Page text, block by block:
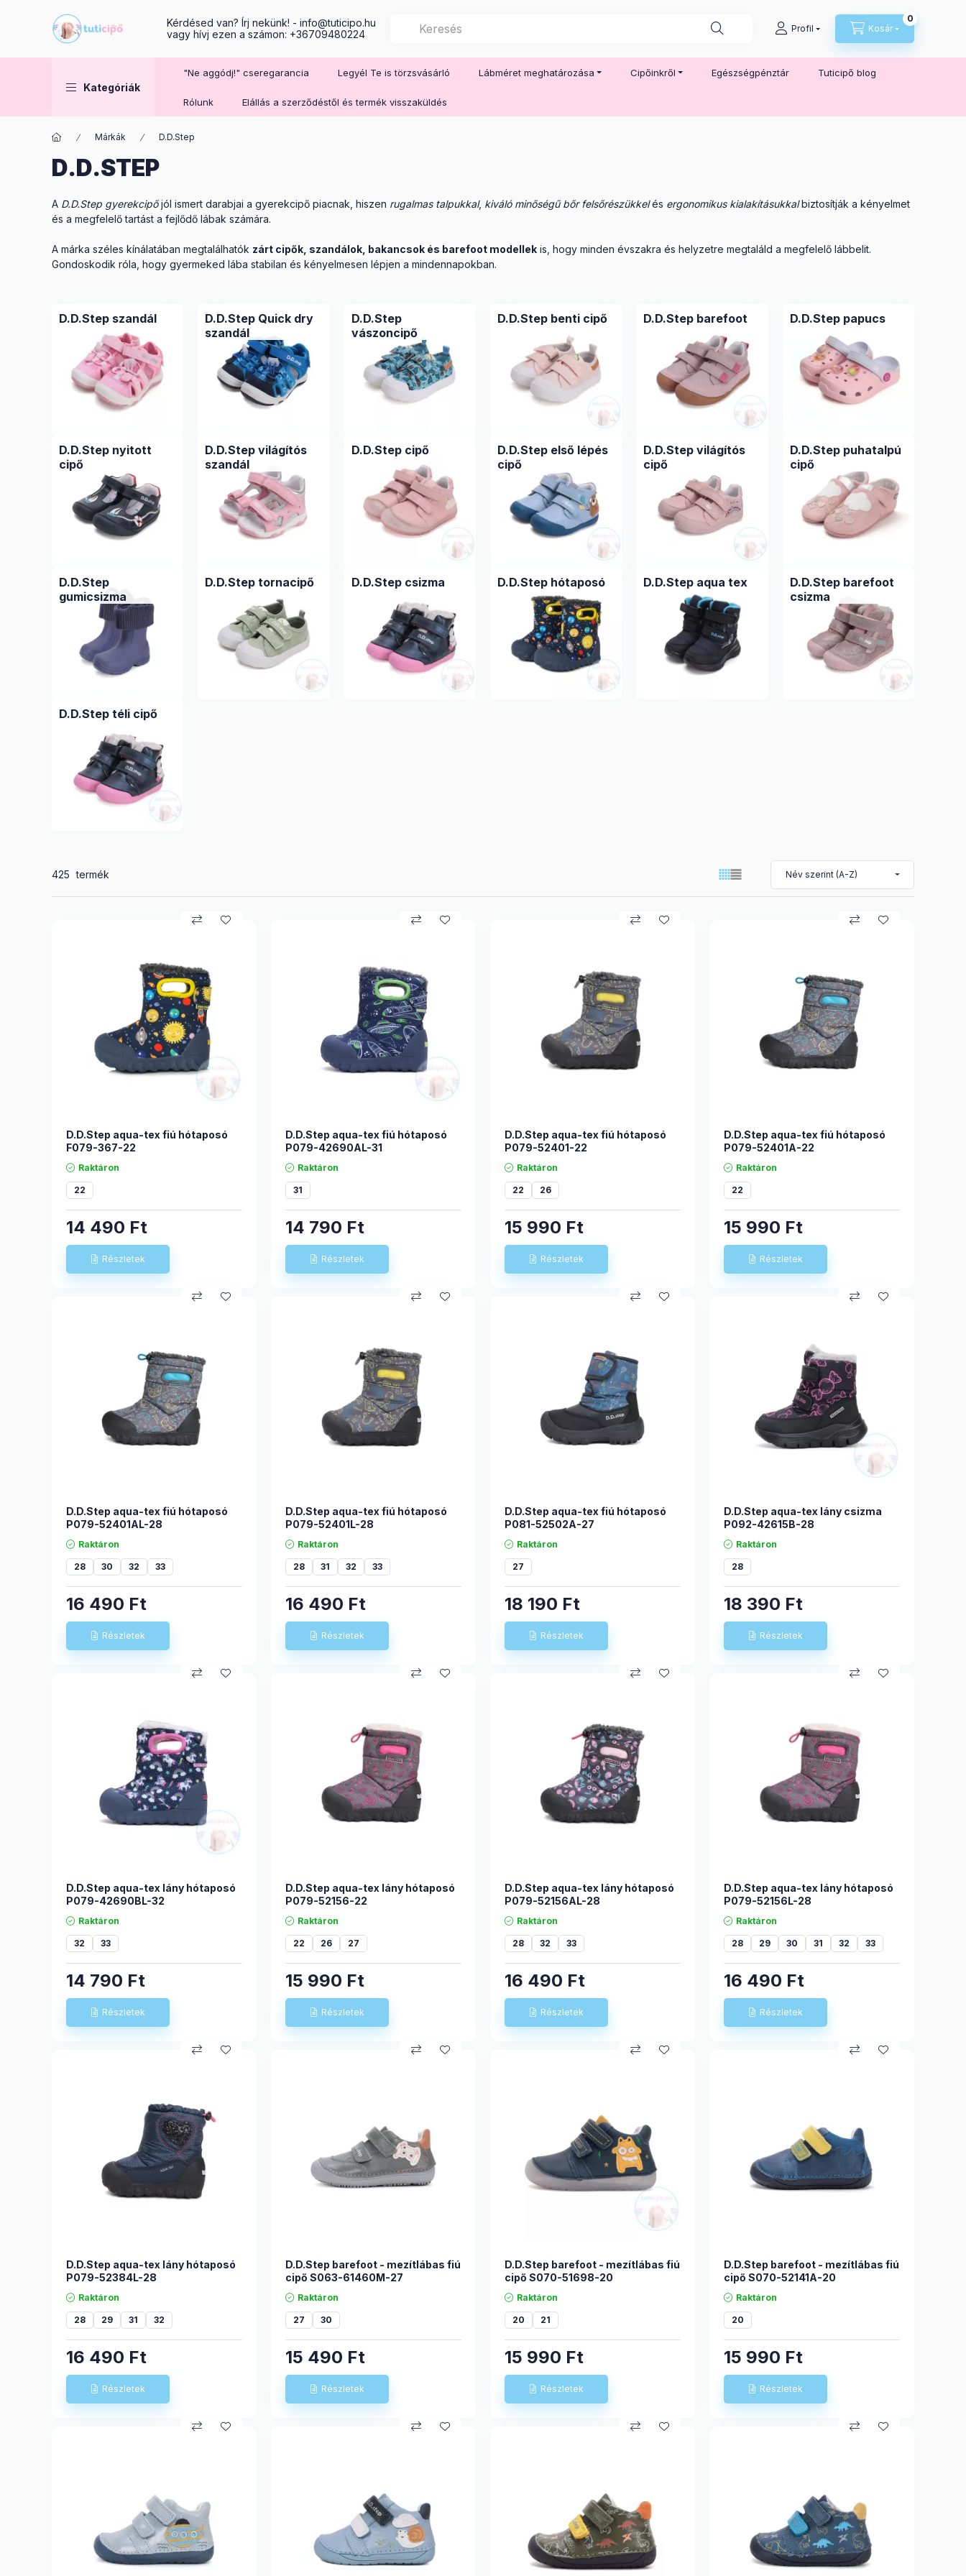
Kérdésed van? Írj nekünk! - info@tuticipo.hu
vagy hívj ezen a számon: +36709480224
Profil Kosár
Kosárban
0
Kategóriák
"Ne aggódj!" cseregarancia Legyél Te is törzsvásárló Lábméret meghatározása Cipőinkről Egészségpénztár Tuticipő blog
Rólunk Elállás a szerződéstől és termék visszaküldés
Márkák D.D.Step
D.D.STEP
A D.D.Step gyerekcipőjól ismert darabjai a gyerekcipő piacnak, hiszen rugalmas talpukkal, kiváló minőségű bőr felsőrészükkelés ergonomikus kialakításukkalbiztosítják a kényelmet
és a megfelelő tartást a fejlődő lábak számára.
A márka széles kínálatában megtalálhatók zárt cipők szandálok bakancsok és barefoot modellek is, hogy minden évszakra és helyzetre megtaláld a megfelelő lábbelit.
Gondoskodik róla, hogy gyermeked lába stabilan és kényelmesen lépjen a mindennapokban.
D.D.Step szandál
D.D.Step Quick dry
szandál
D.D.Step
vászoncipő
D.D.Step benti cipő D.D.Step barefoot D.D.Step papucs
D.D.Step nyitott
cipő
D.D.Step világítós
szandál
D.D.Step cipő
D.D.Step első lépés
cipő
D.D.Step világítós
cipő
D.D.Step puhatalpú
cipő
D.D.Step
gumicsizma
D.D.Step tornacipő D.D.Step csizma D.D.Step hótaposó D.D.Step aqua tex
D.D.Step barefoot
csizma
D.D.Step téli cipő
Összes termék a kategóriában
425 termék
D.D.Step aqua-tex fiú hótaposó
F079-367-22
Raktáron
22
14 490 Ft
D.D.Step aqua-tex fiú hótaposó
P079-42690AL-31
Raktáron
31
14 790 Ft
D.D.Step aqua-tex fiú hótaposó
P079-52401-22
Raktáron
22 26
15 990 Ft
D.D.Step aqua-tex fiú hótaposó
P079-52401A-22
Raktáron
22
15 990 Ft
D.D.Step aqua-tex fiú hótaposó
P079-52401AL-28
Raktáron
28 30 32 33
16 490 Ft
D.D.Step aqua-tex fiú hótaposó
P079-52401L-28
Raktáron
28 31 32 33
16 490 Ft
D.D.Step aqua-tex fiú hótaposó
P081-52502A-27
Raktáron
27
18 190 Ft
D.D.Step aqua-tex lány csizma
P092-42615B-28
Raktáron
28
18 390 Ft
D.D.Step aqua-tex lány hótaposó
P079-42690BL-32
Raktáron
32 33
14 790 Ft
D.D.Step aqua-tex lány hótaposó
P079-52156-22
Raktáron
22 26 27
15 990 Ft
D.D.Step aqua-tex lány hótaposó
P079-52156AL-28
Raktáron
28 32 33
16 490 Ft
D.D.Step aqua-tex lány hótaposó
P079-52156L-28
Raktáron
28 29 30 31 32 33
16 490 Ft
D.D.Step aqua-tex lány hótaposó
P079-52384L-28
Raktáron
28 29 31 32
16 490 Ft
D.D.Step barefoot - mezítlábas fiú
cipő S063-61460M-27
Raktáron
27 30
15 490 Ft
D.D.Step barefoot - mezítlábas fiú
cipő S070-51698-20
Raktáron
20 21
15 990 Ft
D.D.Step barefoot - mezítlábas fiú
cipő S070-52141A-20
Raktáron
20
15 990 Ft